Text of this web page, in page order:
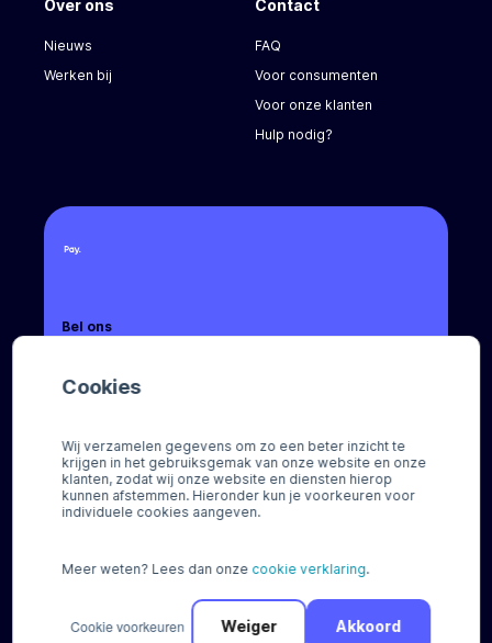
Cookies
Wij verzamelen gegevens om zo een beter inzicht te
krijgen in het gebruiksgemak van onze website en onze
klanten, zodat wij onze website en diensten hierop
kunnen afstemmen. Hieronder kun je voorkeuren voor
individuele cookies aangeven.
Meer weten? Lees dan onze cookie verklaring.
Cookie voorkeuren Akkoord
Weiger
Bel ons
Socials
Over ons
Nieuws
Werken bij
Contact
FAQ
Voor consumenten
Voor onze klanten
Hulp nodig?